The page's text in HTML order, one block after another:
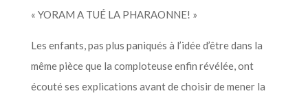
« YORAM A TUÉ LA PHARAONNE! »
Les enfants, pas plus paniqués à l’idée d’être dans la
même pièce que la comploteuse enfin révélée, ont
écouté ses explications avant de choisir de mener la